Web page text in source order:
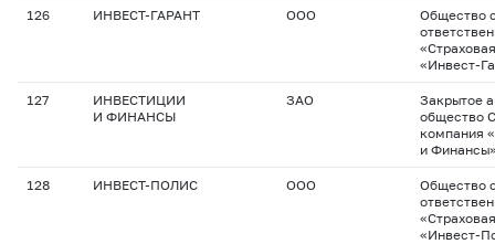
126 ИНВЕСТ-ГАРАНТ ООО
Общество
«Инвест-
127
ИНВЕСТИЦИИ
И ФИНАНСЫ
ЗАО
Закрытое
общество
компания
и
128 ИНВЕСТ-ПОЛИС ООО
Общество
«Инвест-